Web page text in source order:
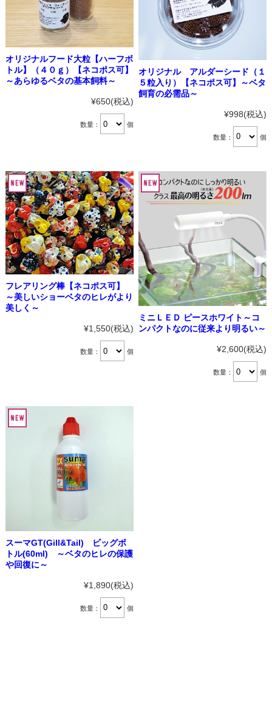
オリジナルフード大粒【ハーフボ
トル】（４０ｇ）【ネコポス可】
～あらゆるベタの基本飼料～
¥650(税込)
数量： 個
オリジナル アルダーシード（１
５粒入り）【ネコポス可】～ベタ
飼育の必需品～
¥998(税込)
数量： 個
フレアリング棒【ネコポス可】
～美しいショーベタのヒレがより
美しく～
¥1,550(税込)
数量： 個
ミニＬＥＤ ピースホワイト～コ
ンパクトなのに従来より明るい～
¥2,600(税込)
数量： 個
スーマGT(Gill&Tail) ビッグボ
トル(60ml) ～ベタのヒレの保護
や回復に～
¥1,890(税込)
数量： 個